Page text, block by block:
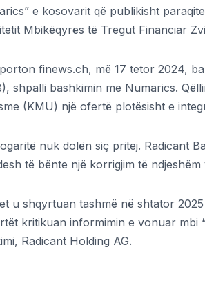
e kosovarit që publikisht
Mbikëqyrës të Tregut Financiar
finews.ch, më 17 tetor 2024,
shpalli bashkimin me Numarics.
(KMU) një ofertë plotësisht e
nuk dolën siç pritej. Radicant
të bënte një korrigjim të
u shqyrtuan tashmë në shtator
kritikuan informimin e vonuar mbi
Radicant Holding AG.